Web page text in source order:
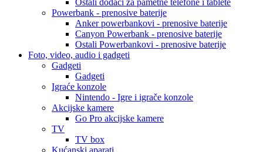
Ostali dodaci za pametne telefone i tablete
Powerbank - prenosive baterije
Anker powerbankovi - prenosive baterije
Canyon Powerbank - prenosive baterije
Ostali Powerbankovi - prenosive baterije
Foto, video, audio i gadgeti
Gadgeti
Gadgeti
Igraće konzole
Nintendo - Igre i igrače konzole
Akcijske kamere
Go Pro akcijske kamere
TV
TV box
Kućanski aparati